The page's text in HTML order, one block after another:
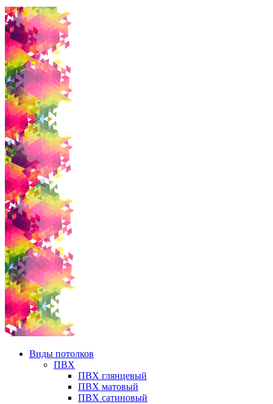
Виды потолков
ПВХ
ПВХ глянцевый
ПВХ матовый
ПВХ сатиновый